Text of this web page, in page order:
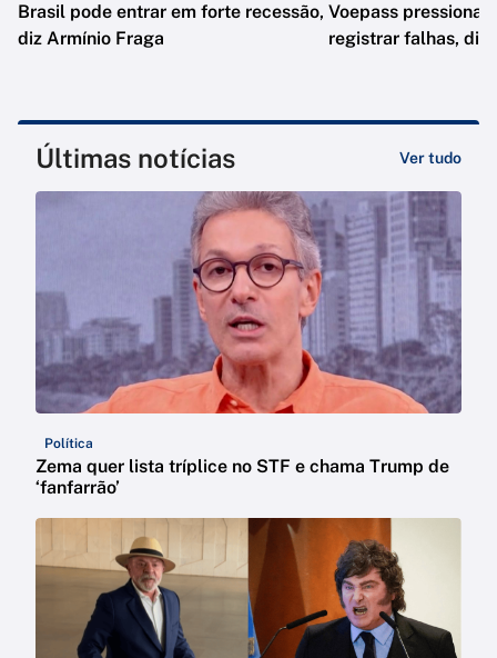
Brasil pode entrar em forte recessão,
diz Armínio Fraga
Voepass
registrar falhas, diz
Últimas notícias Ver tudo
Política
Zema quer lista tríplice no STF e chama Trump de
‘fanfarrão’